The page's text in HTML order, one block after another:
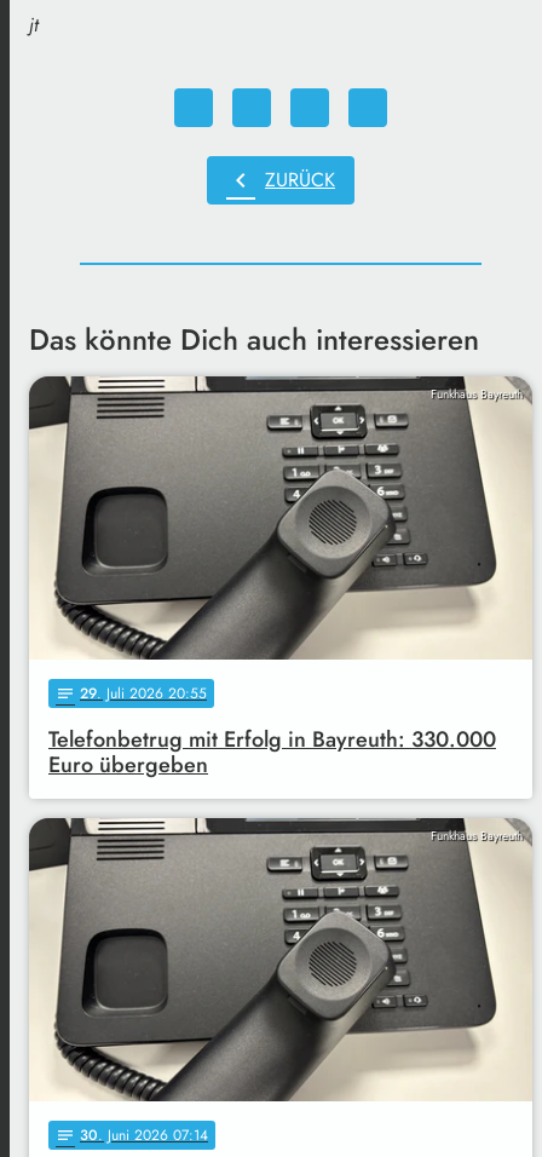
jt
chevron_left ZURÜCK
Das könnte Dich auch interessieren
Funkhaus Bayreuth
notes 29. Juli 2026 20:55
Telefonbetrug mit Erfolg in Bayreuth: 330.000
Euro übergeben
Funkhaus Bayreuth
notes 30. Juni 2026 07:14